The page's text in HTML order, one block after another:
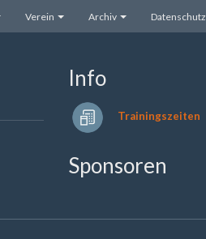
Verein Archiv Datenschutz
Info
Trainingszeiten
Sponsoren